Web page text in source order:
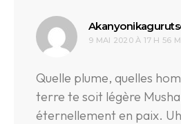
9 MAI 2020 À 17 H 56
Quelle plume, quelles
terre te soit légère
éternellement en paix.